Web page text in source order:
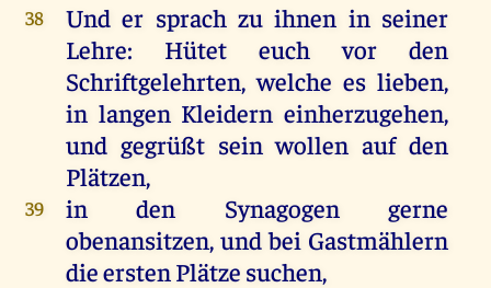
38
Und er sprach zu ihnen in seiner
Lehre: Hütet euch vor den
Schriftgelehrten, welche es lieben,
in langen Kleidern einherzugehen,
und gegrüßt sein wollen auf den
Plätzen,
39
in den Synagogen gerne
obenansitzen, und bei Gastmählern
die ersten Plätze suchen,